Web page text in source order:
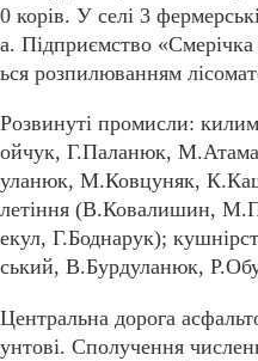
0 корів. У селі 3
а. Підприємство
ься розпилюванням
Розвинуті промисли:
ойчук, Г.Паланюк,
уланюк, М.Ковцуняк,
летіння (В.Ковалишин,
екул, Г.Боднарук);
ський, В.Бурдуланюк,
Центральна дорога
унтові. Сполучення